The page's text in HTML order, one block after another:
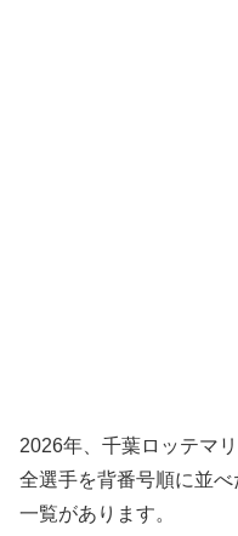
2026年、千葉ロッテマ
全選手を背番号順に並
一覧があります。